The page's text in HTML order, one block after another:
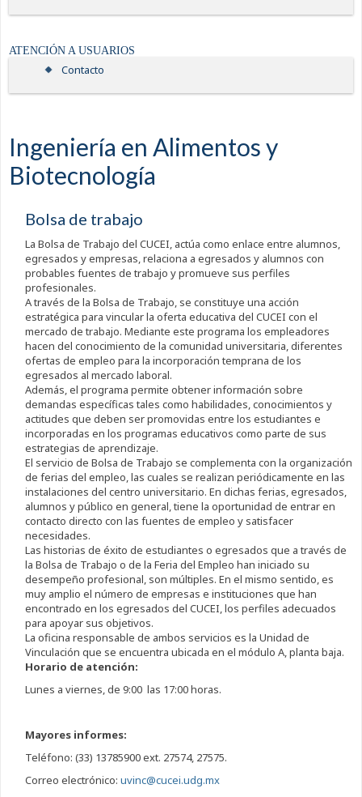
ATENCIÓN A USUARIOS
Contacto
Ingeniería en Alimentos y
Biotecnología
Bolsa de trabajo
La Bolsa de Trabajo del CUCEI, actúa como enlace entre alumnos,
egresados y empresas, relaciona a egresados y alumnos con
probables fuentes de trabajo y promueve sus perfiles
profesionales.
A través de la Bolsa de Trabajo, se constituye una acción
estratégica para vincular la oferta educativa del CUCEI con el
mercado de trabajo. Mediante este programa los empleadores
hacen del conocimiento de la comunidad universitaria, diferentes
ofertas de empleo para la incorporación temprana de los
egresados al mercado laboral.
Además, el programa permite obtener información sobre
demandas específicas tales como habilidades, conocimientos y
actitudes que deben ser promovidas entre los estudiantes e
incorporadas en los programas educativos como parte de sus
estrategias de aprendizaje.
El servicio de Bolsa de Trabajo se complementa con la organización
de ferias del empleo, las cuales se realizan periódicamente en las
instalaciones del centro universitario. En dichas ferias, egresados,
alumnos y público en general, tiene la oportunidad de entrar en
contacto directo con las fuentes de empleo y satisfacer
necesidades.
Las historias de éxito de estudiantes o egresados que a través de
la Bolsa de Trabajo o de la Feria del Empleo han iniciado su
desempeño profesional, son múltiples. En el mismo sentido, es
muy amplio el número de empresas e instituciones que han
encontrado en los egresados del CUCEI, los perfiles adecuados
para apoyar sus objetivos.
La oficina responsable de ambos servicios es la Unidad de
Vinculación que se encuentra ubicada en el módulo A, planta baja.
Horario de atención:
Lunes a viernes, de 9:00 las 17:00 horas.
Mayores informes:
Teléfono: (33) 13785900 ext. 27574, 27575.
Correo electrónico: uvinc@cucei.udg.mx